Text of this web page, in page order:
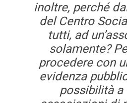
inoltre, perché
del Centro
tutti, ad
solamente?
procedere con
evidenza
possibilità a